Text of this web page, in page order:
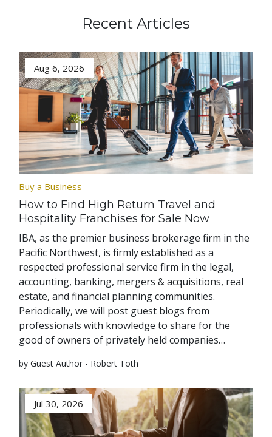
Recent Articles
Aug 6, 2026
Buy a Business
How to Find High Return Travel and
Hospitality Franchises for Sale Now
IBA, as the premier business brokerage firm in the
Pacific Northwest, is firmly established as a
respected professional service firm in the legal,
accounting, banking, mergers & acquisitions, real
estate, and financial planning communities.
Periodically, we will post guest blogs from
professionals with knowledge to share for the
good of owners of privately held companies…
by Guest Author - Robert Toth
Jul 30, 2026